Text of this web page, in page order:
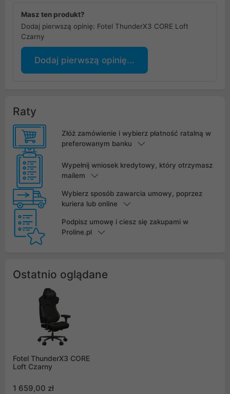
Masz ten produkt?
Dodaj pierwszą opinię: Fotel ThunderX3 CORE Loft
Czarny
Dodaj pierwszą opinię...
Raty
Złóż zamówienie i wybierz płatność ratalną w
preferowanym banku
Wypełnij wniosek kredytowy, który otrzymasz
mailem
Wybierz sposób zawarcia umowy, poprzez
kuriera lub online
Podpisz umowę i ciesz się zakupami w
Proline.pl
Ostatnio oglądane
Fotel ThunderX3 CORE
Loft Czarny
1 659,00 zł